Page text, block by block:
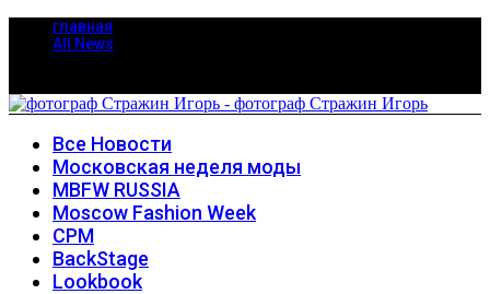
главная
All News
Все Новости
Московская неделя моды
MBFW RUSSIA
Moscow Fashion Week
CPM
BackStage
Lookbook